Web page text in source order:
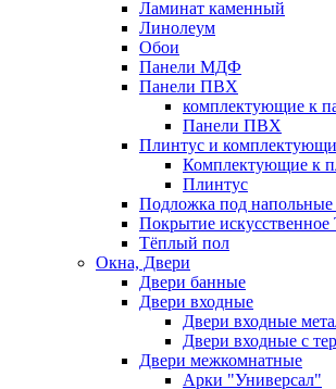
Ламинат каменный
Линолеум
Обои
Панели МДФ
Панели ПВХ
комплектующие к
Панели ПВХ
Плинтус и
Комплектующие к
Плинтус
Подложка под
Покрытие искусственное
Тёплый пол
Окна, Двери
Двери банные
Двери входные
Двери входные
Двери входные с
Двери межкомнатные
Арки "Универсал"